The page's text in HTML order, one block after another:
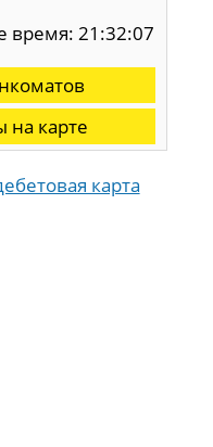
время: 21:32:08
на карте